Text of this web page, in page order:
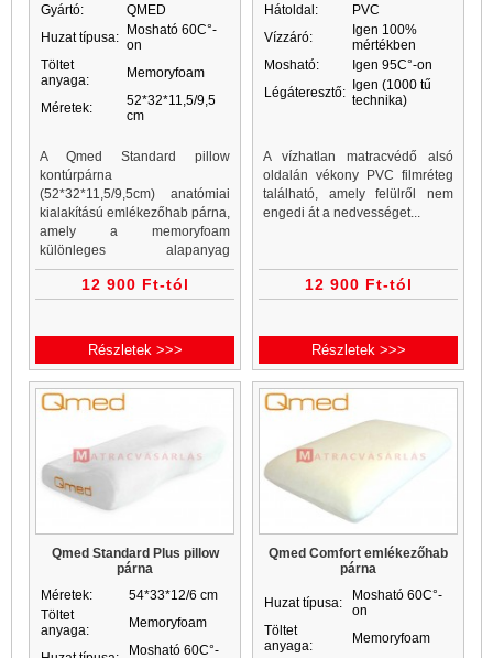
Gyártó:
QMED
Huzat típusa: Mosható 60C°-
on
Töltet
anyaga:
Memoryfoam
Méretek:
52*32*11,5/9,5
cm
A Qmed Standard pillow
kontúrpárna
(52*32*11,5/9,5cm) anatómiai
kialakítású emlékezőhab párna,
amely a memoryfoam
különleges alapanyag
tulajdonságainak minden jó
tulajdonságával a...
12 900 Ft-tól
Részletek >>>
Hátoldal:
PVC
Vízzáró:
Igen 100%
mértékben
Mosható:
Igen 95C°-on
Légáteresztő: Igen (1000 tű
technika)
A vízhatlan matracvédő alsó
oldalán vékony PVC filmréteg
található, amely felülről nem
engedi át a nedvességet...
12 900 Ft-tól
Részletek >>>
Qmed Standard Plus pillow
párna
Méretek:
54*33*12/6 cm
Töltet
anyaga:
Memoryfoam
Mosható 60C°-
Qmed Comfort emlékezőhab
párna
Huzat típusa:
Mosható 60C°-
on
Töltet
anyaga:
Memoryfoam